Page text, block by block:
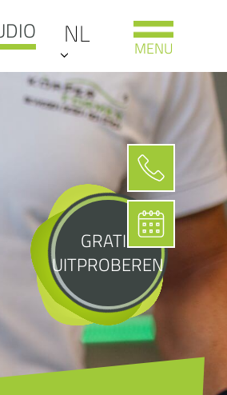
NL MENU
GRATIS
UITPROBEREN